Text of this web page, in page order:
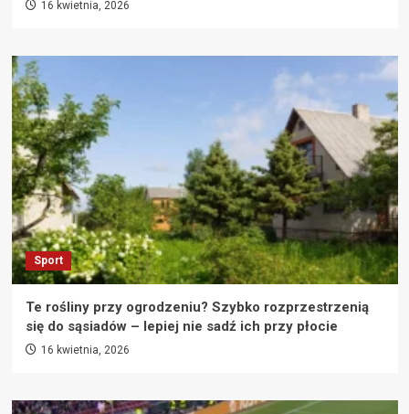
16 kwietnia, 2026
Sport
Te rośliny przy ogrodzeniu? Szybko rozprzestrzenią
się do sąsiadów – lepiej nie sadź ich przy płocie
16 kwietnia, 2026